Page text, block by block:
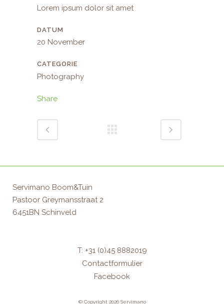
Lorem ipsum dolor sit amet
DATUM
20 November
CATEGORIE
Photography
Share
Servimano Boom&Tuin
Pastoor Greymansstraat 2
6451BN Schinveld
T: +31 (0)45 8882019
Contactformulier
Facebook
© Copyright 2026 Servimano